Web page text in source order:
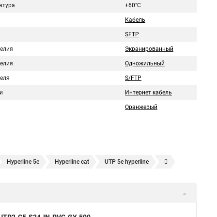
+60°C
Кабель
SFTP
Экранированный
Одножильный
S/FTP
Интернет кабель
Оранжевый
Hyperline 5e Hyperline cat UTP 5e hyperline